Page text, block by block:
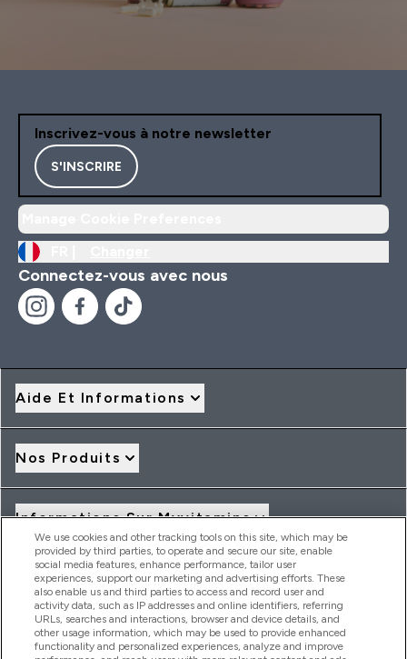
Inscrivez-vous à notre newsletter
S'INSCRIRE
Connectez-vous avec nous
Aide Et Informations
Nos Produits
Informations Sur Myvitamins
Offres Et Réductions
2026 THG Nutrition Limited (FRN: 1022962), trading as
We use cookies and other tracking tools on this site, which may be
provided by third parties, to operate and secure our site, enable
social media features, enhance performance, tailor user
experiences, support our marketing and advertising efforts. These
also enable us and third parties to access and record user and
activity data, such as IP addresses and online identifiers, referring
URLs, searches and interactions, browser and device details, and
other usage information, which may be used to provide enhanced
functionality and personalized experiences, analyze and improve